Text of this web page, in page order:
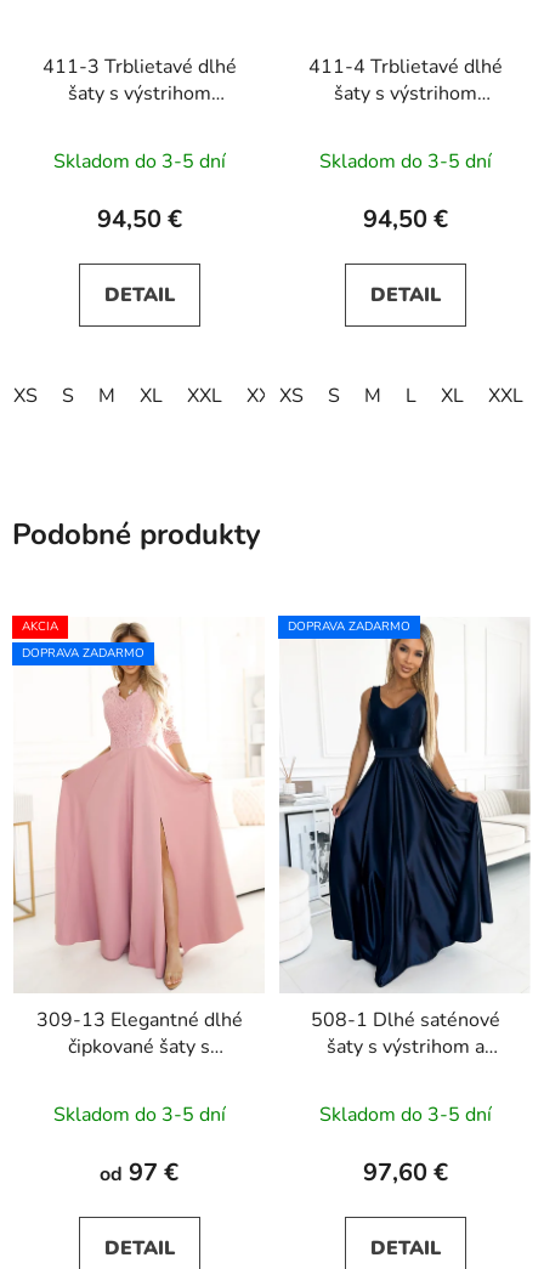
411-3 Trblietavé dlhé
šaty s výstrihom
tmavomodré
Skladom do 3-5 dní
94,50 €
DETAIL
XS S M XL XXL XXXL
411-4 Trblietavé dlhé
šaty s výstrihom
Skladom do 3-5 dní
94,50 €
DETAIL
XS S M L XL XXL
Podobné produkty
AKCIA
DOPRAVA ZADARMO
309-13 Elegantné dlhé
čipkované šaty s
púdrovo ružové
Skladom do 3-5 dní
od 97 €
DETAIL
DOPRAVA ZADARMO
508-1 Dlhé saténové
šaty s výstrihom a
tmavomodré
Skladom do 3-5 dní
97,60 €
DETAIL